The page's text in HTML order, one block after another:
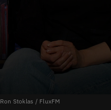
Ron Stoklas / FluxFM